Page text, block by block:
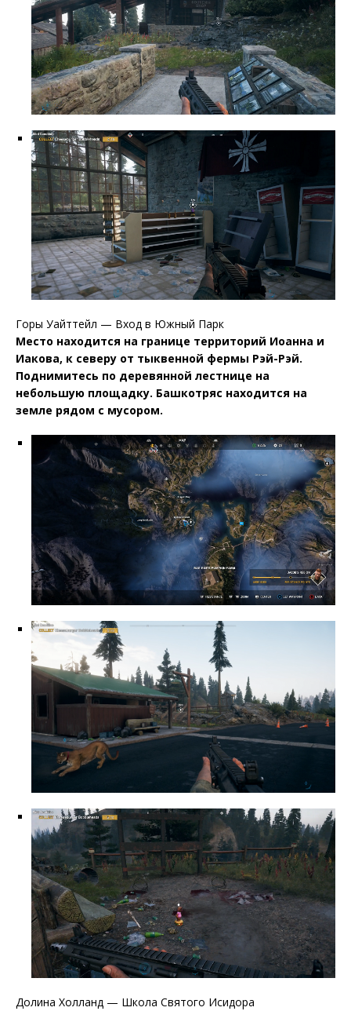
Горы Уайттейл — Вход в Южный Парк
Место находится на границе территорий Иоанна и
Иакова, к северу от тыквенной фермы Рэй-Рэй.
Поднимитесь по деревянной лестнице на
небольшую площадку. Башкотряс находится на
земле рядом с мусором.
Долина Холланд — Школа Святого Исидора